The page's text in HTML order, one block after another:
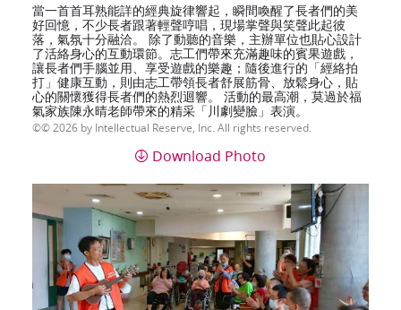
當一首首耳熟能詳的經典旋律響起，瞬間喚醒了長者們的美
好回憶，不少長者跟著輕聲哼唱，現場掌聲與笑聲此起彼
落，氣氛十分融洽。 除了動聽的音樂，主辦單位也貼心設計
了活絡身心的互動環節。志工們帶來充滿趣味的賓果遊戲，
讓長者們手腦並用、享受遊戲的樂趣；隨後進行的「經絡拍
打」健康互動，則由志工帶領長者舒展筋骨、放鬆身心，貼
心的關懷獲得長者們的熱烈迴響。 活動的最高潮，莫過於福
氣家族陳永晴老師帶來的精采「川劇變臉」表演。
© 2026 by Intellectual Reserve, Inc. All rights reserved.
Download Photo